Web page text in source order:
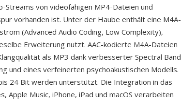
Streams von videofähigen MP4-Dateien und
vorhanden ist. Unter der Haube enthält eine M4A-
(Advanced Audio Coding, Low Complexity),
Erweiterung nutzt. AAC-kodierte M4A-Dateien
als MP3 dank verbesserter Spectral Band
und eines verfeinerten psychoakustischen Modells.
24 Bit werden unterstützt. Die Integration in das
Apple Music, iPhone, iPad und macOS verarbeiten